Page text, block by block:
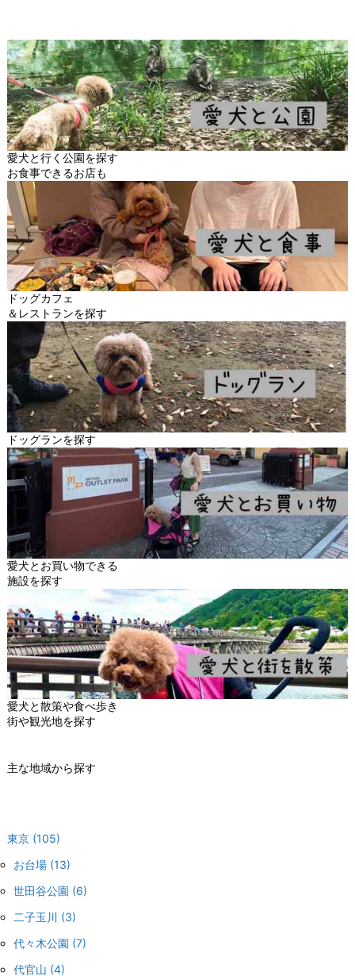
愛犬と行く公園を探す
お食事できるお店も
ドッグカフェ
＆レストランを探す
ドッグランを探す
愛犬とお買い物できる
施設を探す
愛犬と散策や食べ歩き
街や観光地を探す
主な地域から探す
東京 (105)
お台場 (13)
世田谷公園 (6)
二子玉川 (3)
代々木公園 (7)
代官山 (4)